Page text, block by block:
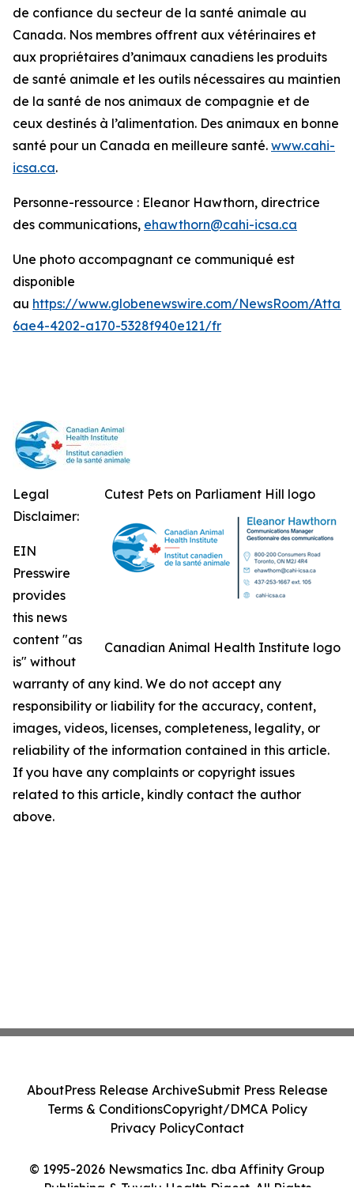
de confiance du secteur de la santé animale au
Canada. Nos membres offrent aux vétérinaires et
aux propriétaires d’animaux canadiens les produits
de santé animale et les outils nécessaires au maintien
de la santé de nos animaux de compagnie et de
ceux destinés à l’alimentation. Des animaux en bonne
santé pour un Canada en meilleure santé. www.cahi-
icsa.ca.
Personne-ressource : Eleanor Hawthorn, directrice
des communications, ehawthorn@cahi-icsa.ca
Une photo accompagnant ce communiqué est
disponible
au https://www.globenewswire.com/NewsRoom/
6ae4-4202-a170-5328f940e121/fr
Cutest Pets on Parliament Hill logo
Canadian Animal Health Institute logo
Legal
Disclaimer:
EIN
Presswire
provides
this news
content "as
is" without
warranty of any kind. We do not accept any
responsibility or liability for the accuracy, content,
images, videos, licenses, completeness, legality, or
reliability of the information contained in this article.
If you have any complaints or copyright issues
related to this article, kindly contact the author
above.
© 1995-2026 Newsmatics Inc. dba Affinity Group
AboutPress Release ArchiveSubmit Press Release
Terms & ConditionsCopyright/DMCA Policy
Privacy PolicyContact